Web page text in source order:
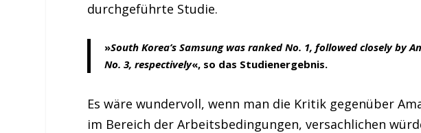
durchgeführte Studie.
»South Korea’s Samsung was ranked No. 1, followed closely by
No. 3, respectively«, so das Studienergebnis.
Es wäre wundervoll, wenn man die Kritik gegenüber
im Bereich der Arbeitsbedingungen, versachlichen